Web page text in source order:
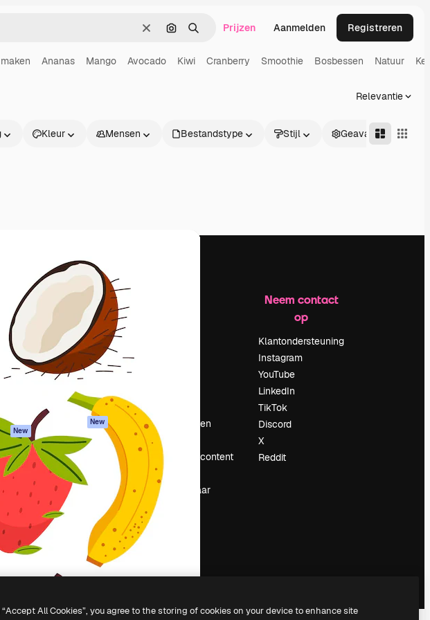
WissenZoeken op afbeelding
ZoekenPrijzen Aanmelden Registreren
Ananas Mango Avocado Kiwi Cranberry Smoothie Bosbessen Natuur
Relevantie
Kleur Mensen Bestandstype Stijl Geavanceerd
New
Aan de slag
Academy
Documentatie
Ondersteuning
Algemene
voorwaarden
Privacybeleid
Originelen
New
Cookiebeleid
Vertrouwenscentrum
Partners
Onderneming
Evenementen
Slidesgo
Verkoop je content
Perszaal
Op zoek naar
magnific.ai
Neem contact
op
Klantondersteuning
Instagram
YouTube
LinkedIn
TikTok
Discord
X
Reddit
.
All Cookies”, you agree to the storing of cookies on your device to enhance site